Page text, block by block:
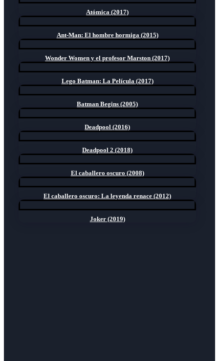
Atómica (2017)
Ant-Man: El hombre hormiga (2015)
Wonder Women y el profesor Marston (2017)
Lego Batman: La Película (2017)
Batman Begins (2005)
Deadpool (2016)
Deadpool 2 (2018)
El caballero oscuro (2008)
El caballero oscuro: La leyenda renace (2012)
Joker (2019)